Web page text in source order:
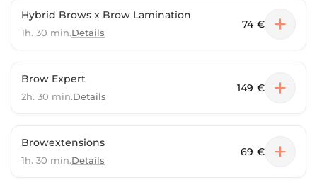
Hybrid Brows x Brow Lamination
1h. 30 min.Details
74 €
Brow Expert
2h. 30 min.Details
149 €
Browextensions
1h. 30 min.Details
69 €